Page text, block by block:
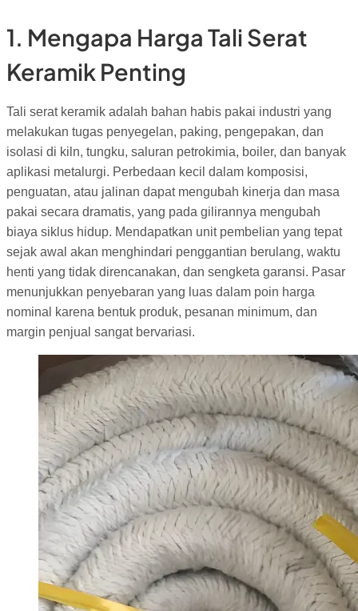
1. Mengapa Harga Tali Serat
Keramik Penting
Tali serat keramik adalah bahan habis pakai industri yang
melakukan tugas penyegelan, paking, pengepakan, dan
isolasi di kiln, tungku, saluran petrokimia, boiler, dan banyak
aplikasi metalurgi. Perbedaan kecil dalam komposisi,
penguatan, atau jalinan dapat mengubah kinerja dan masa
pakai secara dramatis, yang pada gilirannya mengubah
biaya siklus hidup. Mendapatkan unit pembelian yang tepat
sejak awal akan menghindari penggantian berulang, waktu
henti yang tidak direncanakan, dan sengketa garansi. Pasar
menunjukkan penyebaran yang luas dalam poin harga
nominal karena bentuk produk, pesanan minimum, dan
margin penjual sangat bervariasi.